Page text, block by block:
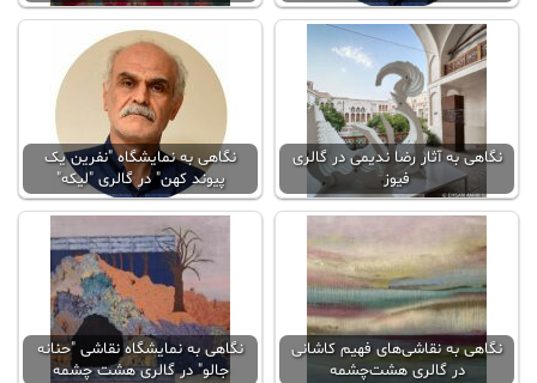
نگاهی به آثار رضا ندیمی در گالری
فیوز
نگاهی به نمایشگاه "نفرین یک
پیوند کهن" در گالری "لیکه"
نگاهی به نقاشی‌های فهیم کاشانی
در گالری هشت‌چشمه
نگاهی به نمایشگاه نقاشی "حنانه
جالو" در گالری هشت چشمه